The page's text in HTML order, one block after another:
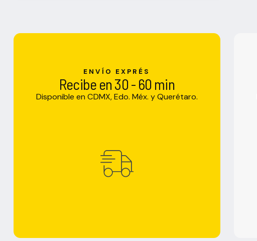
ENVÍO EXPRÉS
Recibe en 30 - 60 min
Disponible en CDMX, Edo. Méx. y Querétaro.